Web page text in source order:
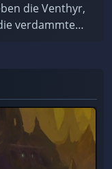
die Venthyr,
verdammten